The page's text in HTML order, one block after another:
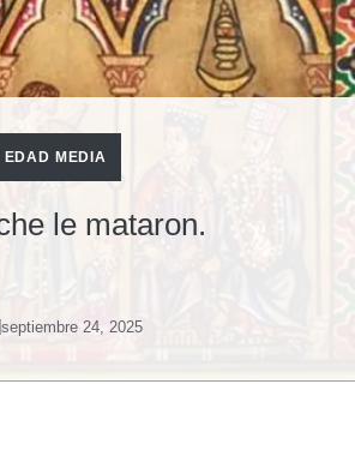
EDAD MEDIA
le mataron.
septiembre 24, 2025